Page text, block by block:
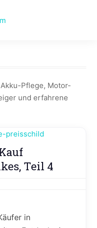
Pflege, Motor-
und erfahrene
Teil 4
in